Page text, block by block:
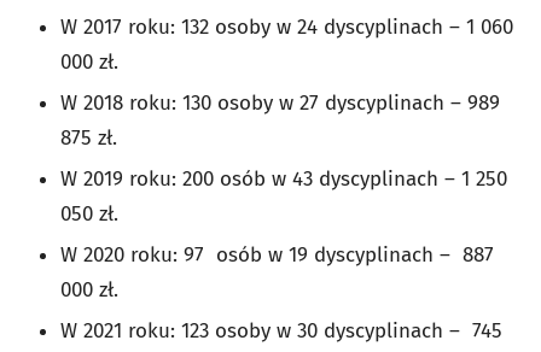
W 2017 roku: 132 osoby w 24 dyscyplinach – 1 060
000 zł.
W 2018 roku: 130 osoby w 27 dyscyplinach – 989
875 zł.
W 2019 roku: 200 osób w 43 dyscyplinach – 1 250
050 zł.
W 2020 roku: 97 osób w 19 dyscyplinach – 887
000 zł.
W 2021 roku: 123 osoby w 30 dyscyplinach – 745